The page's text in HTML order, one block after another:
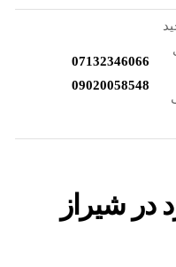
07132346066
09020058548